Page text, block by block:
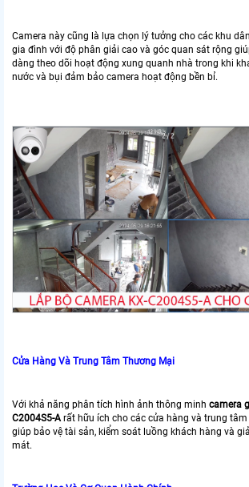
Camera này cũng là lựa chọn lý tưởng cho các khu
gia đình với độ phân giải cao và góc quan sát rộng
dàng theo dõi hoạt động xung quanh nhà trong khi
nước và bụi đảm bảo camera hoạt động bền bỉ.
Cửa Hàng Và Trung Tâm Thương Mại
Với khả năng phân tích hình ảnh thông minh camera
C2004S5-Arất hữu ích cho các cửa hàng và trung
giúp bảo vệ tài sản, kiểm soát luồng khách hàng và
mát.